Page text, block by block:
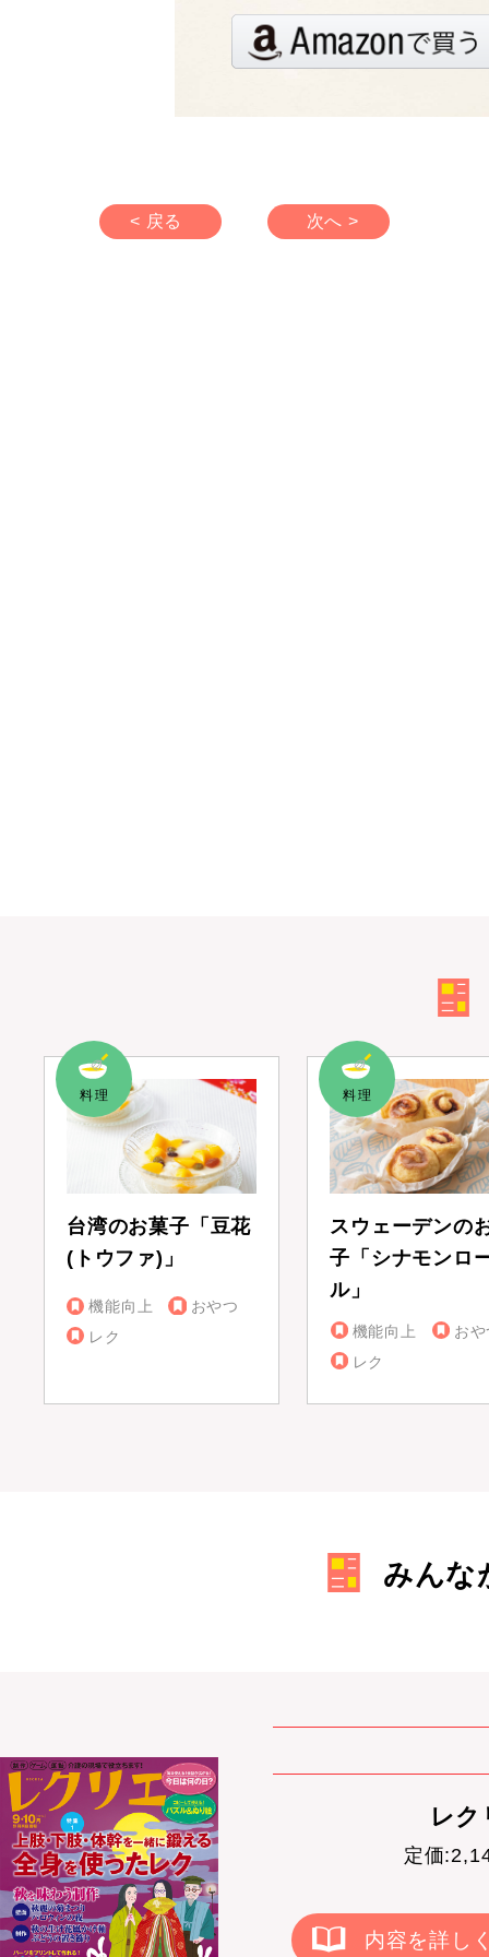
< 戻る 次へ >
台湾のお菓子「豆花
(トウファ)」
機能向上
おやつ
レク
スウェーデンの
子「シナモンロ
ル」
機能向上
お
レク
みんな
レ
定価
内容を詳し